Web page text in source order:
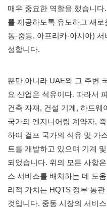
매우 중요한 역할을 했습니
를 제공하도록 유도하고 새
동-중동, 아프리카-아시아)
성합니다.
뿐만 아니라 UAE와 그 주변
요 산업은 석유이다. 따라서
건축 자재, 건설 기계, 하드웨
국가의 엔지니어링 계약자,
하여 걸프 국가의 석유 및 가
트를 개발하고 있으며 기계
되었습니다. 위의 모든 사항
스 서비스를 배치하는 데 도
리적 가치는 HQTS 정부 통
것입니다. 중동 시장의 서비